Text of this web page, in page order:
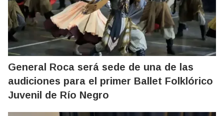
General Roca será sede de una de las
audiciones para el primer Ballet Folklórico
Juvenil de Río Negro